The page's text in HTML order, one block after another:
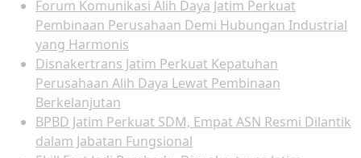
Forum Komunikasi Alih Daya Jatim Perkuat
Pembinaan Perusahaan Demi Hubungan Industrial
yang Harmonis
Disnakertrans Jatim Perkuat Kepatuhan
Perusahaan Alih Daya Lewat Pembinaan
Berkelanjutan
BPBD Jatim Perkuat SDM, Empat ASN Resmi Dilantik
dalam Jabatan Fungsional